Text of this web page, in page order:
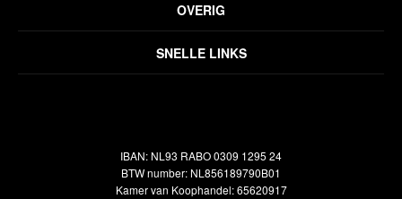
SNELLE LINKS
OVERIG
Inspiratie
Veelgestelde vragen
Disclaimer
Verzendbeleid
IBAN: NL93 RABO 0309 1295 24
BTW number: NL856189790B01
Kamer van Koophandel: 65620917